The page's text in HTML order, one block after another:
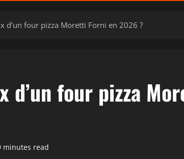
d’un four pizza Moretti Forni en 2026 ?
d’un four pizza
minutes read